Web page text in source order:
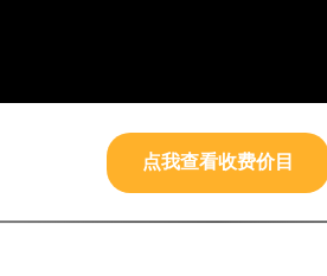
点我查看收费价目